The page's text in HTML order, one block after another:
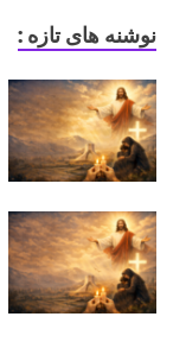
نوشنه های تازه :